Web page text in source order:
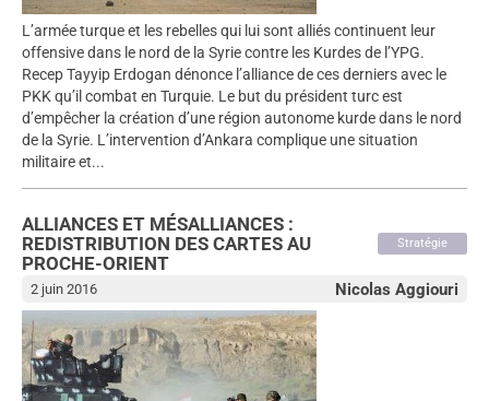
L’armée turque et les rebelles qui lui sont alliés continuent leur
offensive dans le nord de la Syrie contre les Kurdes de l’YPG.
Recep Tayyip Erdogan dénonce l’alliance de ces derniers avec le
PKK qu’il combat en Turquie. Le but du président turc est
d’empêcher la création d’une région autonome kurde dans le nord
de la Syrie. L’intervention d’Ankara complique une situation
militaire et...
Stratégie
ALLIANCES ET MÉSALLIANCES :
REDISTRIBUTION DES CARTES AU
PROCHE-ORIENT
Nicolas Aggiouri
2 juin 2016